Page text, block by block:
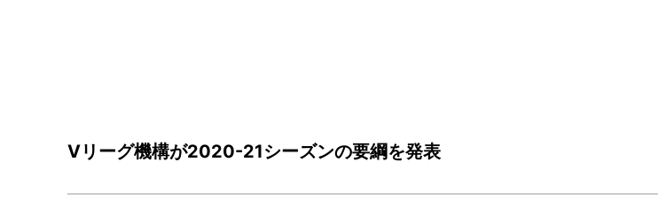
Vリーグ機構が2020-21シーズンの要綱を発表